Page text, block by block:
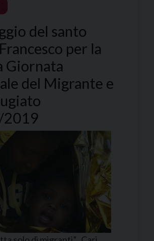
del santo
per la
Giornata
del Migrante e